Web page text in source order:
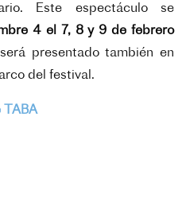
Este espectáculo se
4 el 7, 8 y 9 de febrero
presentado también en
del festival.
TABA